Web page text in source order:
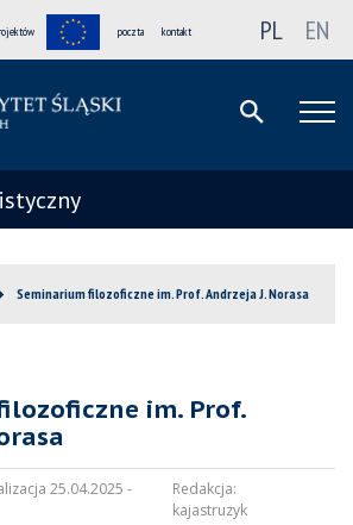
poczta kontakt PL EN
Seminarium filozoficzne im. Prof. Andrzeja J. Norasa
im. Prof.
25.04.2025 -
Redakcja:
kajastruzyk